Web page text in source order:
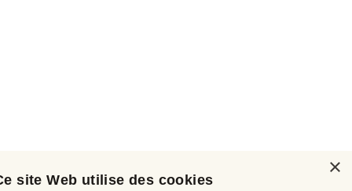
×
site Web utilise des cookies